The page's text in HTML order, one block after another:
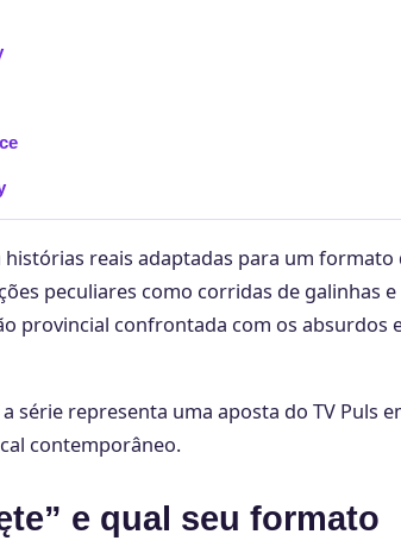
reais adaptadas para um
peculiares como corridas de galinhas
provincial confrontada com os absurdos
a série representa uma aposta do TV Puls
contemporâneo.
e qual seu formato